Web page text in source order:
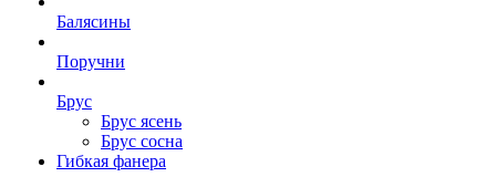
Балясины
Поручни
Брус
Брус ясень
Брус сосна
Гибкая фанера